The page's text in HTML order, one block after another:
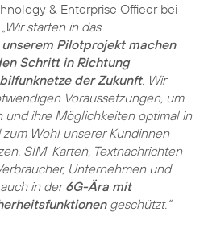
& Enterprise Officer bei
„Wir starten in das
Pilotprojekt machen
Schritt in Richtung
der Zukunft. Wir
Voraussetzungen, um
und ihre Möglichkeiten optimal in
Wohl unserer Kundinnen
SIM-Karten, Textnachrichten
Unternehmen und
in der6G-Ära mit
geschützt.“